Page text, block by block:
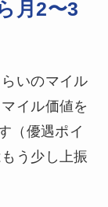
月2〜3
いのマイル
イル価値を
（優遇ポイ
う少し上振